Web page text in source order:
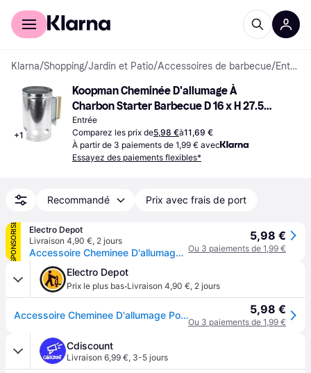
Acheter avec Klarna
Klarna/Shopping/Jardin et Patio/Accessoires de barbecue/ Entrées
+1
Koopman Cheminée D'allumage À
Charbon Starter Barbecue D 16 x H 27.5
cm Argenté
Entrée
Comparez les prix de5,98 €à11,69 €
À partir de 3 paiements de 1,99 € avec
Essayez des paiements flexibles*
Recommandé Prix avec frais de port
SPONSORISÉ
Electro Depot
Livraison 4,90 €, 2 jours
Accessoire Cheminee D'allumage Pour Barbecue
5,98 €
Ou 3 paiements de 1,99 €
Electro Depot
Prix le plus bas·Livraison 4,90 €, 2 jours
Accessoire Cheminee D'allumage Pour Barbecue 5,98 €
Ou 3 paiements de 1,99 €
Cdiscount
Livraison 6,99 €, 3-5 jours